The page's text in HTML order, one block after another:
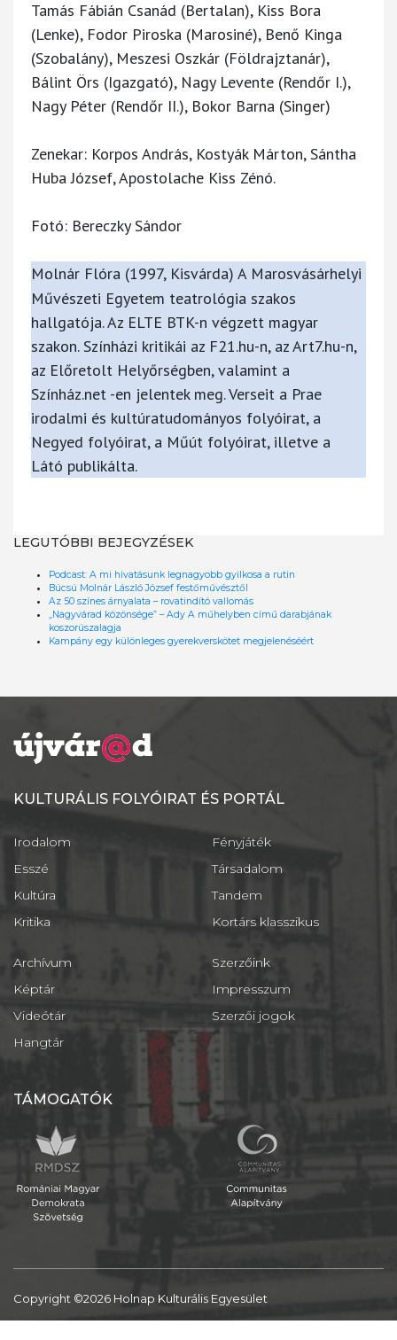
Tamás Fábián Csanád (Bertalan), Kiss Bora
(Lenke), Fodor Piroska (Marosiné), Benő Kinga
(Szobalány), Meszesi Oszkár (Földrajztanár),
Bálint Örs (Igazgató), Nagy Levente (Rendőr I.),
Nagy Péter (Rendőr II.), Bokor Barna (Singer)
Zenekar: Korpos András, Kostyák Márton, Sántha
Huba József, Apostolache Kiss Zénó.
Fotó: Bereczky Sándor
Molnár Flóra (1997, Kisvárda) A Marosvásárhelyi
Művészeti Egyetem teatrológia szakos
hallgatója. Az ELTE BTK-n végzett magyar
szakon. Színházi kritikái az F21.hu-n, az Art7.hu-n,
az Előretolt Helyőrségben, valamint a
Színház.net -en jelentek meg. Verseit a Prae
irodalmi és kultúratudományos folyóirat, a
Negyed folyóirat, a Műút folyóirat, illetve a
Látó publikálta.
LEGUTÓBBI BEJEGYZÉSEK
Podcast: A mi hivatásunk legnagyobb gyilkosa a rutin
Búcsú Molnár László József festőművésztől
Az 50 színes árnyalata – rovatindító vallomás
„Nagyvárad közönsége” – Ady A műhelyben című darabjának
koszorúszalagja
Kampány egy különleges gyerekverskötet megjelenéséért
KULTURÁLIS FOLYÓIRAT ÉS PORTÁL
Irodalom
Esszé
Kultúra
Kritika
Fényjáték
Társadalom
Tandem
Kortárs klasszikus
Archívum
Képtár
Videótár
Hangtár
Szerzőink
Impresszum
Szerzői jogok
TÁMOGATÓK
Copyright ©2026 Holnap Kulturális Egyesület